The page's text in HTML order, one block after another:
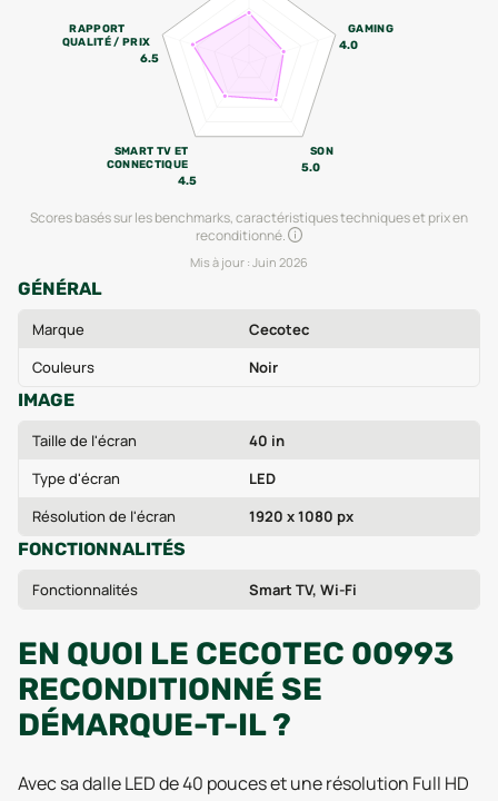
GAMING
4.0
SON
5.0
SMART TV ET
CONNECTIQUE
4.5
RAPPORT
QUALITÉ / PRIX
6.5
Scores basés sur les benchmarks, caractéristiques techniques et prix en
reconditionné.
Mis à jour : Juin 2026
GÉNÉRAL
Marque
Cecotec
Couleurs
Noir
IMAGE
Taille de l'écran
40 in
Type d'écran
LED
Résolution de l'écran
1920 x 1080 px
FONCTIONNALITÉS
Fonctionnalités Smart TV, Wi-Fi
EN QUOI LE CECOTEC 00993
RECONDITIONNÉ SE
DÉMARQUE-T-IL ?
Avec sa dalle LED de 40 pouces et une résolution Full HD